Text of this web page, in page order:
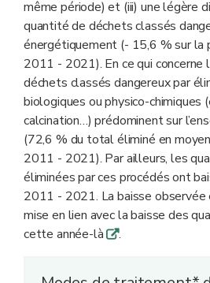
même période) et (iii) une légère
quantité de déchets classés
énergétiquement (- 15,6 % sur la
2011 - 2021). En ce qui
déchets classés dangereux par
biologiques ou physico-chimiques
calcination…) prédominent sur
(72,6 % du total éliminé en
2011 - 2021). Par ailleurs, les
éliminées par ces procédés ont
2011 - 2021. La baisse
mise en lien avec la baisse des
cette année-làq.